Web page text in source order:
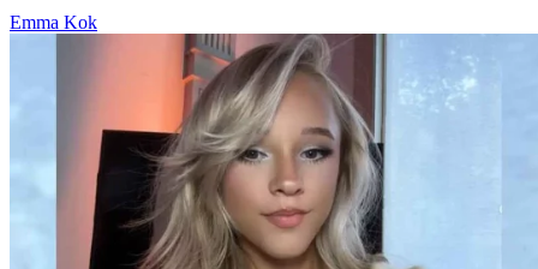
Emma Kok